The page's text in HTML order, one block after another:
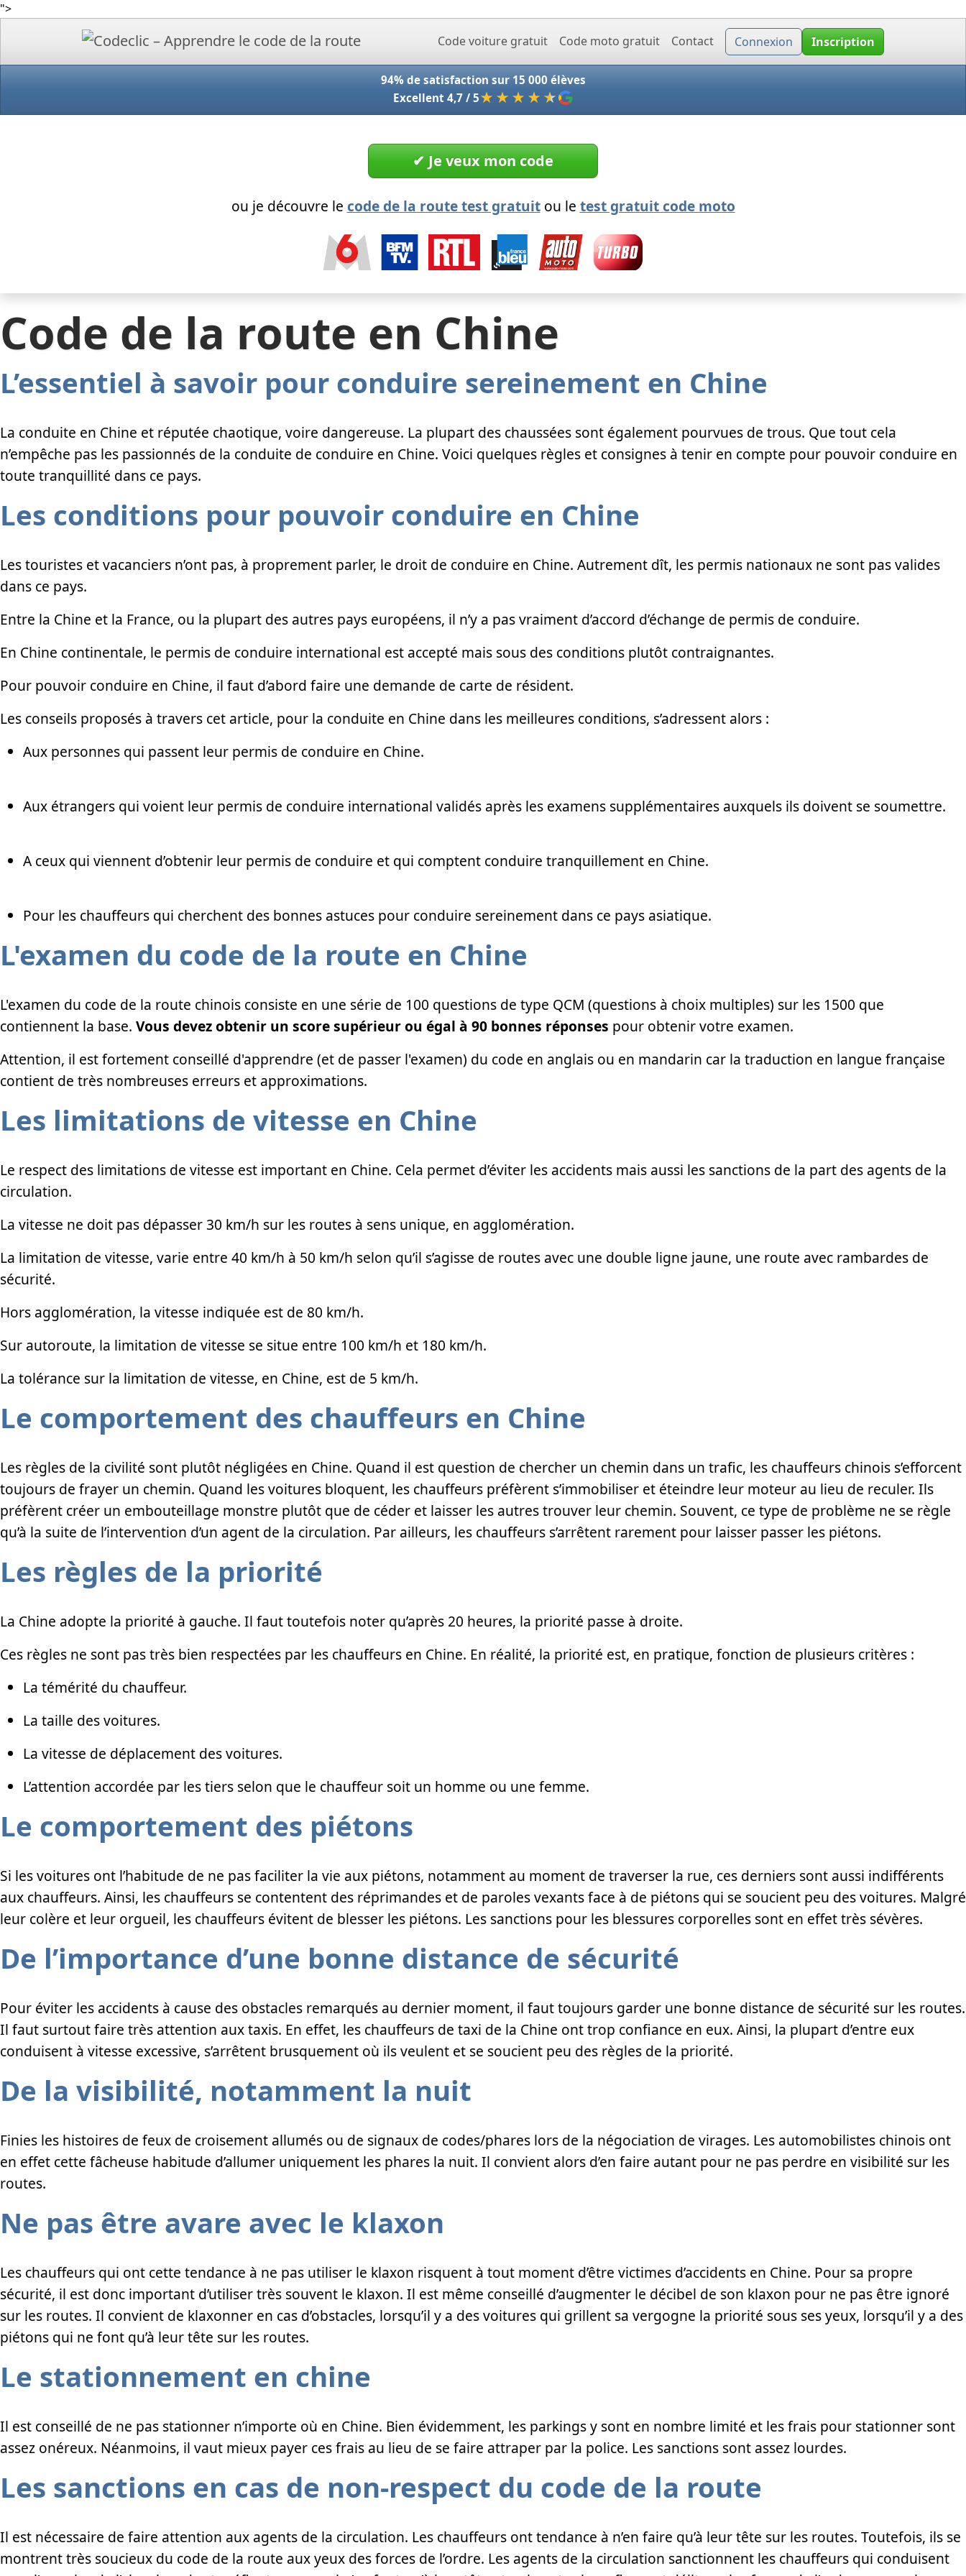
">
Accueil - CodeclicCode voiture gratuit Code moto gratuit Contact Connexion Inscription
94% de satisfaction sur 15 000 élèves
Excellent 4,7 / 5★★★★ ★
✔︎ Je veux mon code
ou je découvre le code de la route test gratuitou le test gratuit code moto
Code de la route en Chine
L’essentiel à savoir pour conduire sereinement en Chine
La conduite en Chine et réputée chaotique, voire dangereuse. La plupart des chaussées sont également pourvues de trous. Que tout cela
n’empêche pas les passionnés de la conduite de conduire en Chine. Voici quelques règles et consignes à tenir en compte pour pouvoir conduire en
toute tranquillité dans ce pays.
Les conditions pour pouvoir conduire en Chine
Les touristes et vacanciers n’ont pas, à proprement parler, le droit de conduire en Chine. Autrement dît, les permis nationaux ne sont pas valides
dans ce pays.
Entre la Chine et la France, ou la plupart des autres pays européens, il n’y a pas vraiment d’accord d’échange de permis de conduire.
En Chine continentale, le permis de conduire international est accepté mais sous des conditions plutôt contraignantes.
Pour pouvoir conduire en Chine, il faut d’abord faire une demande de carte de résident.
Les conseils proposés à travers cet article, pour la conduite en Chine dans les meilleures conditions, s’adressent alors :
Aux personnes qui passent leur permis de conduire en Chine.
Aux étrangers qui voient leur permis de conduire international validés après les examens supplémentaires auxquels ils doivent se soumettre.
A ceux qui viennent d’obtenir leur permis de conduire et qui comptent conduire tranquillement en Chine.
Pour les chauffeurs qui cherchent des bonnes astuces pour conduire sereinement dans ce pays asiatique.
L'examen du code de la route en Chine
L'examen du code de la route chinois consiste en une série de 100 questions de type QCM (questions à choix multiples) sur les 1500 que
contiennent la base. Vous devez obtenir un score supérieur ou égal à 90 bonnes réponses pour obtenir votre examen.
Attention, il est fortement conseillé d'apprendre (et de passer l'examen) du code en anglais ou en mandarin car la traduction en langue française
contient de très nombreuses erreurs et approximations.
Les limitations de vitesse en Chine
Le respect des limitations de vitesse est important en Chine. Cela permet d’éviter les accidents mais aussi les sanctions de la part des agents de la
circulation.
La vitesse ne doit pas dépasser 30 km/h sur les routes à sens unique, en agglomération.
La limitation de vitesse, varie entre 40 km/h à 50 km/h selon qu’il s’agisse de routes avec une double ligne jaune, une route avec rambardes de
sécurité.
Hors agglomération, la vitesse indiquée est de 80 km/h.
Sur autoroute, la limitation de vitesse se situe entre 100 km/h et 180 km/h.
La tolérance sur la limitation de vitesse, en Chine, est de 5 km/h.
Le comportement des chauffeurs en Chine
Les règles de la civilité sont plutôt négligées en Chine. Quand il est question de chercher un chemin dans un trafic, les chauffeurs chinois s’efforcent
toujours de frayer un chemin. Quand les voitures bloquent, les chauffeurs préfèrent s’immobiliser et éteindre leur moteur au lieu de reculer. Ils
préfèrent créer un embouteillage monstre plutôt que de céder et laisser les autres trouver leur chemin. Souvent, ce type de problème ne se règle
qu’à la suite de l’intervention d’un agent de la circulation. Par ailleurs, les chauffeurs s’arrêtent rarement pour laisser passer les piétons.
Les règles de la priorité
La Chine adopte la priorité à gauche. Il faut toutefois noter qu’après 20 heures, la priorité passe à droite.
Ces règles ne sont pas très bien respectées par les chauffeurs en Chine. En réalité, la priorité est, en pratique, fonction de plusieurs critères :
La témérité du chauffeur.
La taille des voitures.
La vitesse de déplacement des voitures.
L’attention accordée par les tiers selon que le chauffeur soit un homme ou une femme.
Le comportement des piétons
Si les voitures ont l’habitude de ne pas faciliter la vie aux piétons, notamment au moment de traverser la rue, ces derniers sont aussi indifférents
aux chauffeurs. Ainsi, les chauffeurs se contentent des réprimandes et de paroles vexants face à de piétons qui se soucient peu des voitures. Malgré
leur colère et leur orgueil, les chauffeurs évitent de blesser les piétons. Les sanctions pour les blessures corporelles sont en effet très sévères.
De l’importance d’une bonne distance de sécurité
Pour éviter les accidents à cause des obstacles remarqués au dernier moment, il faut toujours garder une bonne distance de sécurité sur les routes.
Il faut surtout faire très attention aux taxis. En effet, les chauffeurs de taxi de la Chine ont trop confiance en eux. Ainsi, la plupart d’entre eux
conduisent à vitesse excessive, s’arrêtent brusquement où ils veulent et se soucient peu des règles de la priorité.
De la visibilité, notamment la nuit
Finies les histoires de feux de croisement allumés ou de signaux de codes/phares lors de la négociation de virages. Les automobilistes chinois ont
en effet cette fâcheuse habitude d’allumer uniquement les phares la nuit. Il convient alors d’en faire autant pour ne pas perdre en visibilité sur les
routes.
Ne pas être avare avec le klaxon
Les chauffeurs qui ont cette tendance à ne pas utiliser le klaxon risquent à tout moment d’être victimes d’accidents en Chine. Pour sa propre
sécurité, il est donc important d’utiliser très souvent le klaxon. Il est même conseillé d’augmenter le décibel de son klaxon pour ne pas être ignoré
sur les routes. Il convient de klaxonner en cas d’obstacles, lorsqu’il y a des voitures qui grillent sa vergogne la priorité sous ses yeux, lorsqu’il y a des
piétons qui ne font qu’à leur tête sur les routes.
Le stationnement en chine
Il est conseillé de ne pas stationner n’importe où en Chine. Bien évidemment, les parkings y sont en nombre limité et les frais pour stationner sont
assez onéreux. Néanmoins, il vaut mieux payer ces frais au lieu de se faire attraper par la police. Les sanctions sont assez lourdes.
Les sanctions en cas de non-respect du code de la route
Il est nécessaire de faire attention aux agents de la circulation. Les chauffeurs ont tendance à n’en faire qu’à leur tête sur les routes. Toutefois, ils se
montrent très soucieux du code de la route aux yeux des forces de l’ordre. Les agents de la circulation sanctionnent les chauffeurs qui conduisent